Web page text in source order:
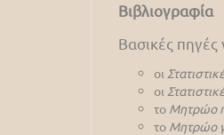
Βιβλιογραφία
Βασικές
οι
οι
το Μητρώο
το Μητρώο